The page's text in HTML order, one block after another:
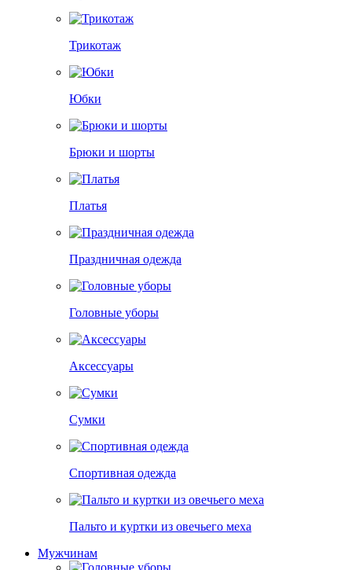
Трикотаж
Юбки
Брюки и шорты
Платья
Праздничная одежда
Головные уборы
Аксессуары
Сумки
Спортивная одежда
Пальто и куртки из овечьего меха
Мужчинам